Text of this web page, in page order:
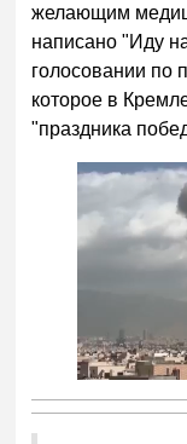
желающим
написано "Иду
голосовании по
которое в
"праздника